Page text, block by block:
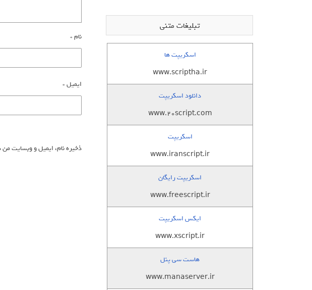
نام*
ایمیل*
ذخیره نام، ایمیل و وبسایت
تبلیغات متنی
اسکریپت ها
www.scriptha.ir
دانلود اسکریپت
www.20script.com
اسکریپت
www.iranscript.ir
اسکریپت رایگان
www.freescript.ir
ایکس اسکریپت
www.xscript.ir
هاست سی پنل
www.manaserver.ir